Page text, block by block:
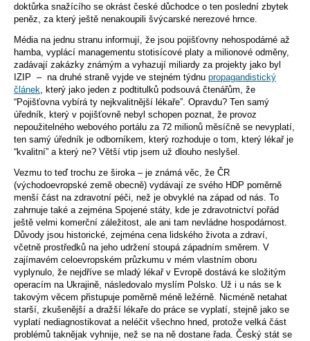
doktůrka snažícího se okrást české důchodce o ten poslední zbytek
peněz, za který ještě nenakoupili švýcarské nerezové hrnce.
Média na jednu stranu informují, že jsou pojišťovny nehospodárné až
hamba, vyplácí managementu stotisícové platy a milionové odměny,
zadávají zakázky známým a vyhazují miliardy za projekty jako byl
IZIP – na druhé straně vyjde ve stejném týdnu propagandistický
článek , který jako jeden z podtitulků podsouvá čtenářům, že
“Pojišťovna vybírá ty nejkvalitnější lékaře”. Opravdu? Ten samý
úředník, který v pojišťovně nebyl schopen poznat, že provoz
nepoužitelného webového portálu za 72 milionů měsíčně se nevyplatí,
ten samý úředník je odborníkem, který rozhoduje o tom, který lékař je
“kvalitní” a který ne? Větší vtip jsem už dlouho neslyšel.
Vezmu to teď trochu ze široka – je známá věc, že ČR
(východoevropské země obecně) vydávají ze svého HDP poměrně
menší část na zdravotní péči, než je obvyklé na západ od nás. To
zahrnuje také a zejména Spojené státy, kde je zdravotnictví pořád
ještě velmi komerční záležitost, ale ani tam nevládne hospodárnost.
Důvody jsou historické, zejména cena lidského života a zdraví,
včetně prostředků na jeho udržení stoupá západním směrem. V
zajímavém celoevropském průzkumu v mém vlastním oboru
vyplynulo, že nejdříve se mladý lékař v Evropě dostává ke složitým
operacím na Ukrajině, následovalo myslím Polsko. Už i u nás se k
takovým věcem přistupuje poměrně méně ležérně. Nicméně netahat
starší, zkušenější a dražší lékaře do práce se vyplatí, stejně jako se
vyplatí nediagnostikovat a neléčit všechno hned, protože velká část
problémů taknějak vyhnije, než se na ně dostane řada. Český stát se